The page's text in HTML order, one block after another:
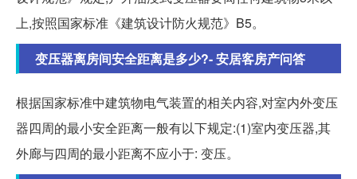
上,按照国家标准《建筑设计防火规范》B5。
变压器离房间安全距离是多少?- 安居客房产问答
根据国家标准中建筑物电气装置的相关内容,对室内外变压
器四周的最小安全距离一般有以下规定:(1)室内变压器,其
外廊与四周的最小距离不应小于: 变压。